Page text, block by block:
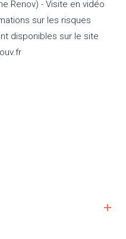
Renov) - Visite en vidéo
sur les risques
disponibles sur le site